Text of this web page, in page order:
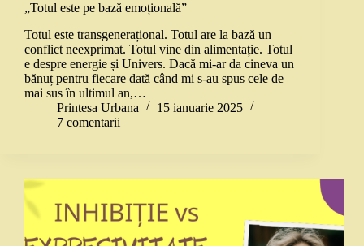
„Totul este pe bază emoțională”
Totul este transgenerațional. Totul are la bază un
conflict neexprimat. Totul vine din alimentație. Totul
e despre energie și Univers. Dacă mi-ar da cineva un
bănuț pentru fiecare dată când mi s-au spus cele de
mai sus în ultimul an,…
Printesa Urbana
15 ianuarie 2025
7 comentarii